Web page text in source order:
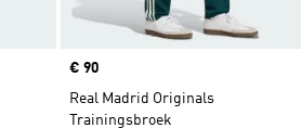
Price
€ 90
Real Madrid Originals
Trainingsbroek